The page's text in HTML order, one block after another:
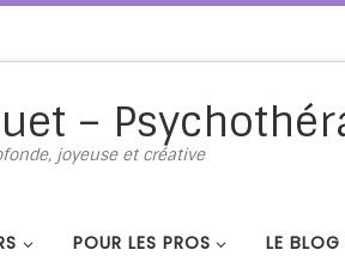
–
joyeuse et créative
POUR LES PROS LE BLOG